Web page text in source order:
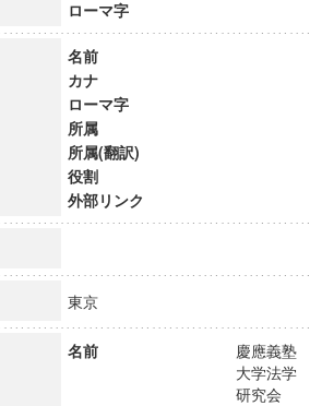
ローマ字
名前
カナ
ローマ字
所属
所属(翻訳)
役割
外部リンク
東京
名前
慶應義塾
大学法学
研究会